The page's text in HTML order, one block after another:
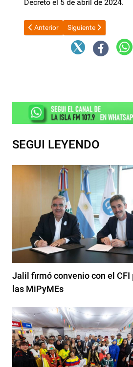
Decreto el 5 de abril de 2024.
Artículo anterior: Habilitan el
Anterior Artículo siguiente:
Siguiente
SEGUI LEYENDO
Jalil firmó convenio con el CFI
las MiPyMEs